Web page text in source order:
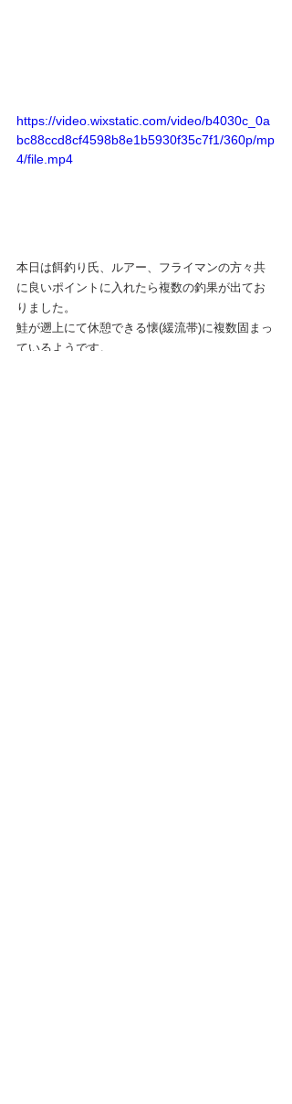
https://video.wixstatic.com/video/b4030c_0a
bc88ccd8cf4598b8e1b5930f35c7f1/360p/mp
4/file.mp4
本日は餌釣り氏、ルアー、フライマンの方々共
に良いポイントに入れたら複数の釣果が出てお
りました。
鮭が遡上にて休憩できる懐(緩流帯)に複数固まっ
ているようです。